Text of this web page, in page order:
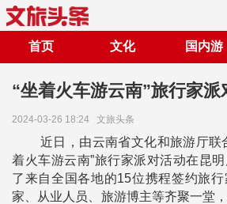
首页 文化 国内游
“坐着火车游云南”旅行家派
2024-03-26 18:24 文旅头条
近日，由云南省文化和旅游厅联
着火车游云南”旅行家派对活动在昆
了来自全国各地的15位携程签约旅
家、从业人员、旅游博主等齐聚一堂